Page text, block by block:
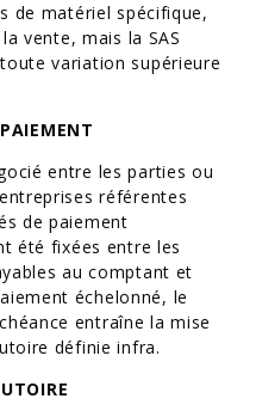
de matériel spécifique,
vente, mais la SAS
variation supérieure
entre les parties ou
référentes
de paiement
été fixées entre les
au comptant et
échelonné, le
entraîne la mise
définie infra.